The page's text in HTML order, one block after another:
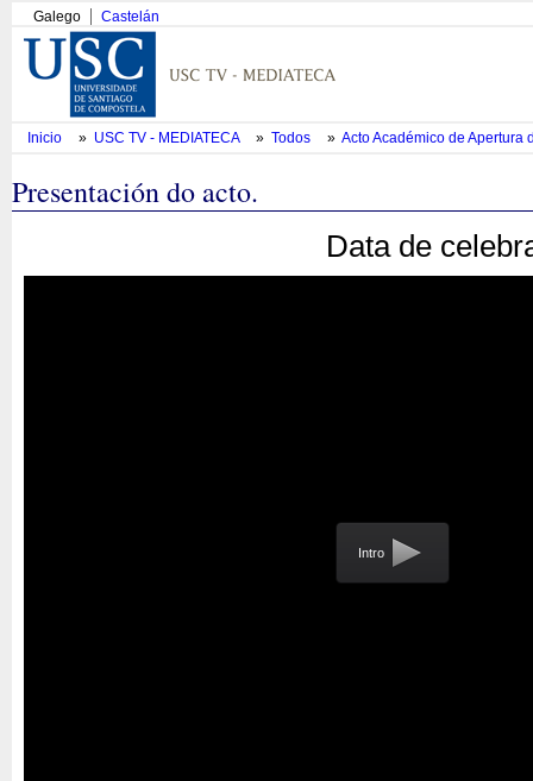
Galego Castelán
Inicio » USC TV - MEDIATECA » Todos » Acto Académico de Apertura
Presentación do acto.
Data de
Intro